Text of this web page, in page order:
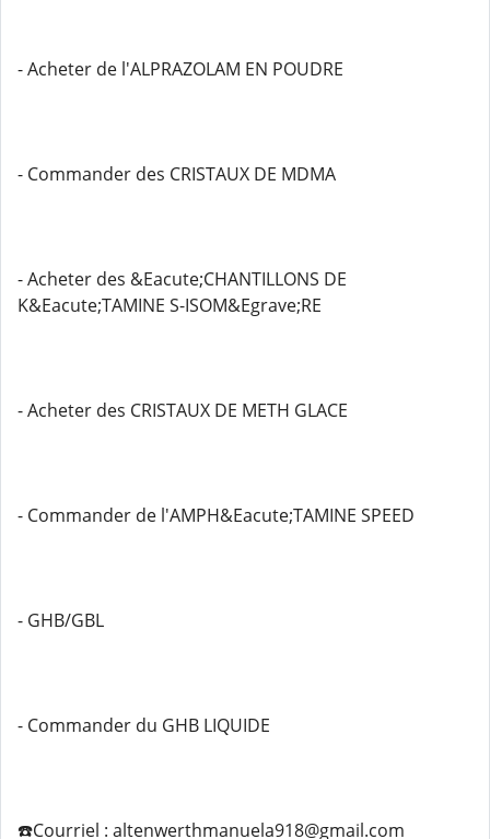
- Acheter de l'ALPRAZOLAM EN POUDRE
- Commander des CRISTAUX DE MDMA
- Acheter des &Eacute;CHANTILLONS DE
K&Eacute;TAMINE S-ISOM&Egrave;RE
- Acheter des CRISTAUX DE METH GLACE
- Commander de l'AMPH&Eacute;TAMINE SPEED
- GHB/GBL
- Commander du GHB LIQUIDE
☎️Courriel : altenwerthmanuela918@gmail.com